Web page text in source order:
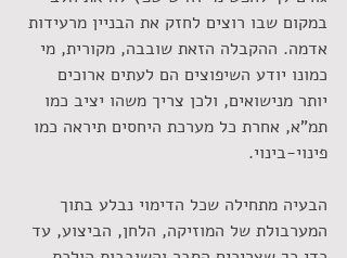
במקום שבו רוצים לחזק את הבניין מרעידות
אדמה. ההקבלה הזאת שובבה, מקורית, מי
כמונו יודע השיפוצים הם לעתים ארוכים
יותר מנישואים, ולכן צריך משהו יציב כמו
תמ"א, אחרת כל מערכת היחסים תיראה כמו
פינוי-בינוי.
הבעיה מתחילה שכל הדימוי נבלע בתוך
המערבולת של המוזיקה, הלחן, הביצוע, עד